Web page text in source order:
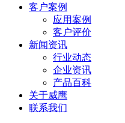
客户案例
应用案例
客户评价
新闻资讯
行业动态
企业资讯
产品百科
关于威鹰
联系我们